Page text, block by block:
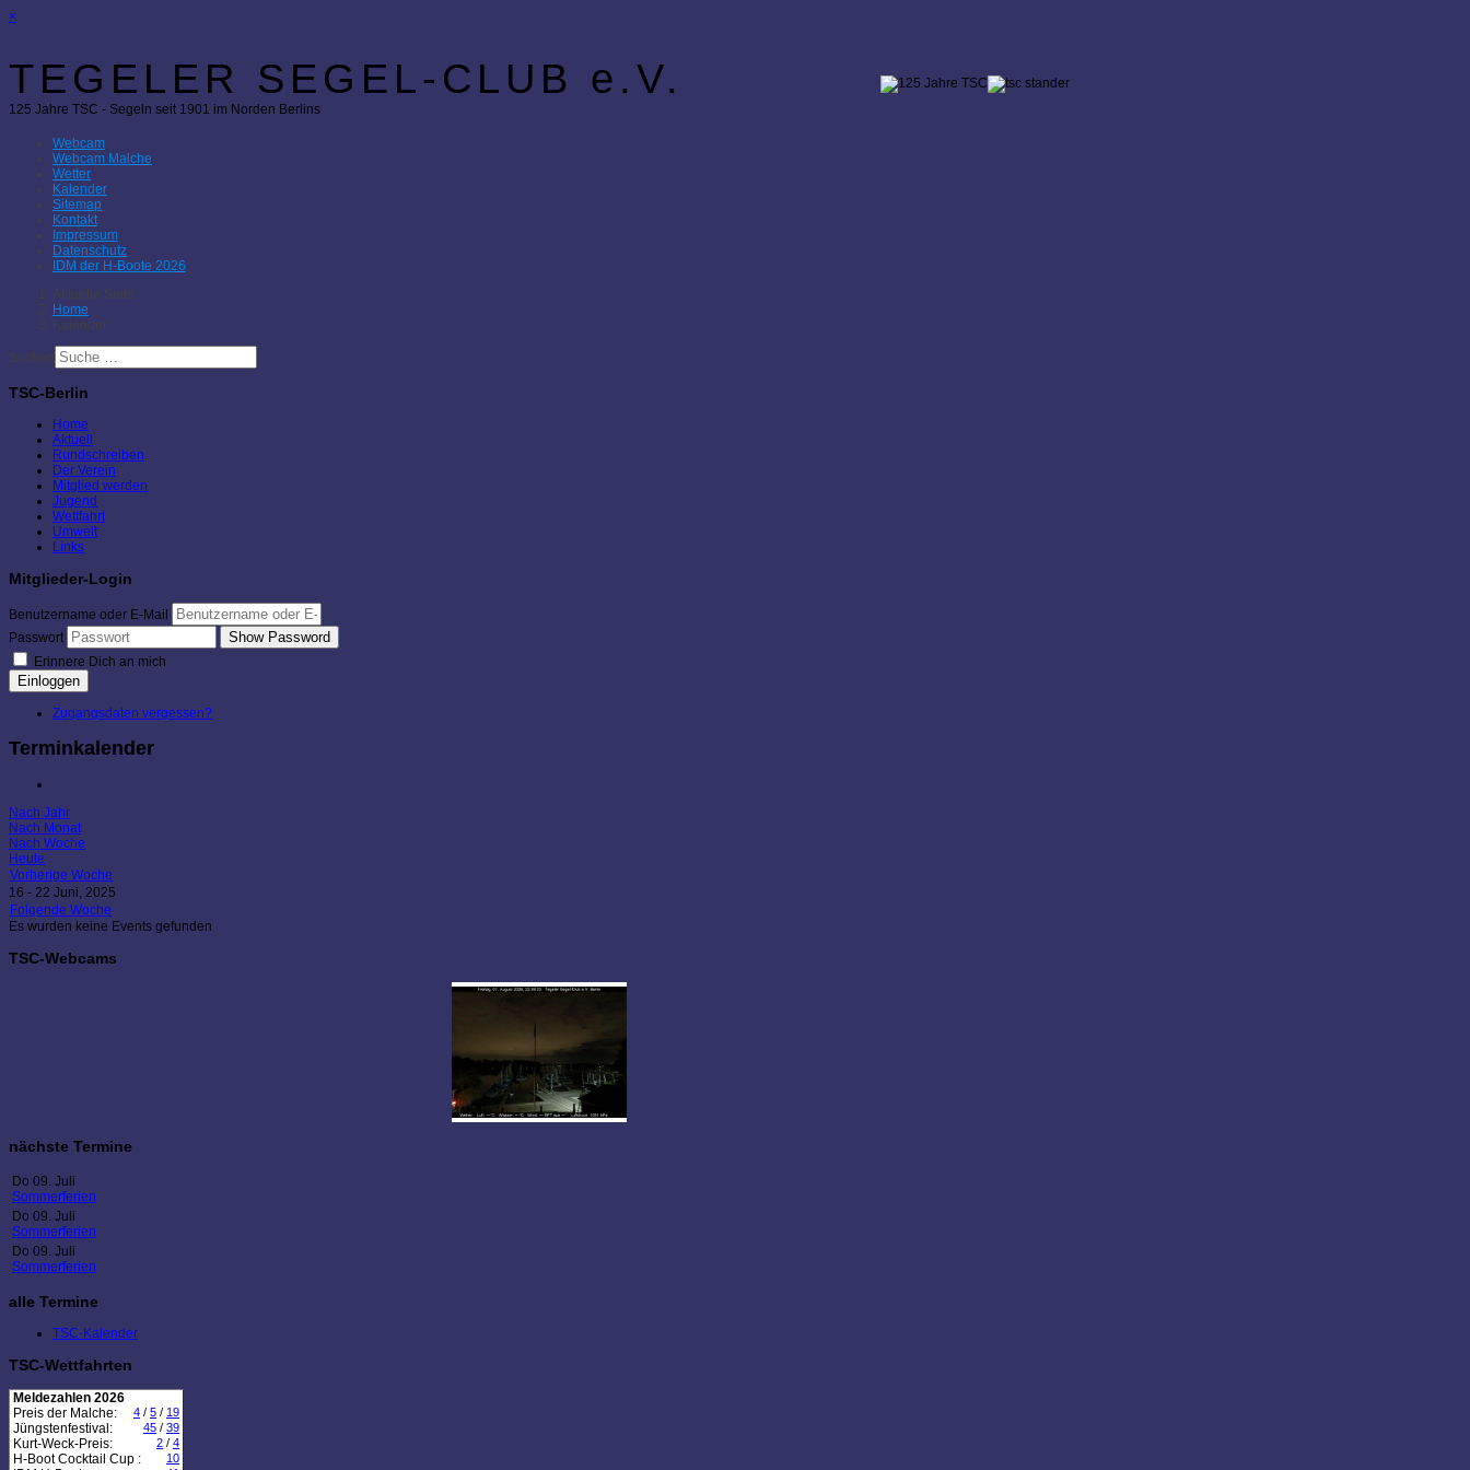
×
TEGELER SEGEL-CLUB e.V.
125 Jahre TSC - Segeln seit 1901 im Norden Berlins
Webcam
Webcam Malche
Wetter
Kalender
Sitemap
Kontakt
Impressum
Datenschutz
IDM der H-Boote 2026
Aktuelle Seite:
Home
Kalender
Suchen
TSC-Berlin
Home
Aktuell
Rundschreiben
Der Verein
Mitglied werden
Jugend
Wettfahrt
Umwelt
Links
Mitglieder-Login
Benutzername oder E-Mail
Passwort
Show Password
Erinnere Dich an mich
Einloggen
Zugangsdaten vergessen?
Terminkalender
Nach Jahr
Nach Monat
Nach Woche
Heute
Vorherige Woche
16 - 22 Juni, 2025
Folgende Woche
Es wurden keine Events gefunden
TSC-Webcams
nächste Termine
Do 09. Juli
Sommerferien
Do 09. Juli
Sommerferien
Do 09. Juli
Sommerferien
alle Termine
TSC-Kalender
TSC-Wettfahrten
Meldezahlen 2026
Preis der Malche:
4 / 5 / 19
Jüngstenfestival: 45 / 39
Kurt-Weck-Preis: 2 / 4
H-Boot Cocktail Cup : 10